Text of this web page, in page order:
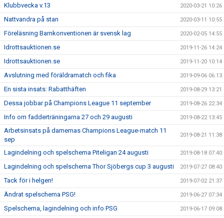
Klubbvecka v.13 2020-03-21 10:26
Nattvandra på stan 2020-03-11 10:55
Föreläsning Barnkonventionen är svensk lag 2020-02-05 14:55
Idrottsauktionen.se 2019-11-26 14:24
Idrottsauktionen.se 2019-11-20 10:14
Avslutning med föräldramatch och fika 2019-09-06 06:13
En sista insats: Rabatthäften 2019-08-29 13:21
Dessa jobbar på Champions League 11 september 2019-08-26 22:34
Info om fadderträningarna 27 och 29 augusti 2019-08-22 13:45
Arbetsinsats på damernas Champions League-match 11
sep
2019-08-21 11:38
Lagindelning och spelschema Piteligan 24 augusti 2019-08-18 07:40
Lagindelning och spelschema Thor Sjöbergs cup 3 augusti 2019-07-27 08:40
Tack för i helgen! 2019-07-02 21:37
Ändrat spelschema PSG! 2019-06-27 07:34
Spelschema, lagindelning och info PSG 2019-06-17 09:08